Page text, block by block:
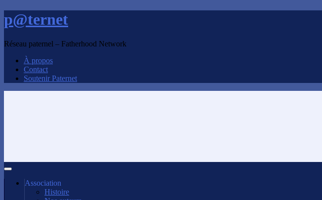
p@ternet
Réseau paternel – Fatherhood Network
À propos
Contact
Soutenir Paternet
Association
Histoire